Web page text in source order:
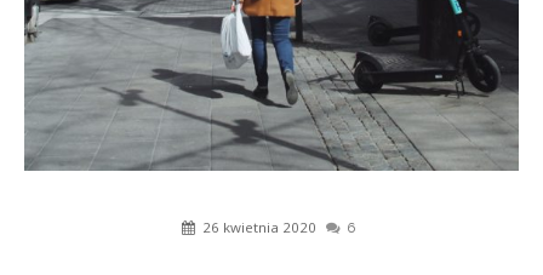
26 kwietnia 2020 6